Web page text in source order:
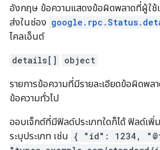
อังกฤษ ข้อความแสดงข้อผิดพลาดที่ผู้ใช้
ส่งในช่อง
ไคลเอ็นต์
details[] object
รายการข้อความที่มีรายละเอียดข้อผิดพล
ข้อความทั่วไป
ออบเจ็กต์ที่มีฟิลด์ประเภทใดก็ได้ ฟิลด์เพิ่
ระบุประเภท เช่น { "id": 1234,